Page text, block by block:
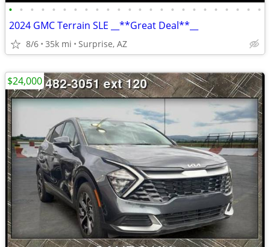
• • • • • • • • • • • • • • • • • • • • • • • •
2024 GMC Terrain SLE __**Great Deal**__
8/6 35k mi Surprise, AZ
$24,000